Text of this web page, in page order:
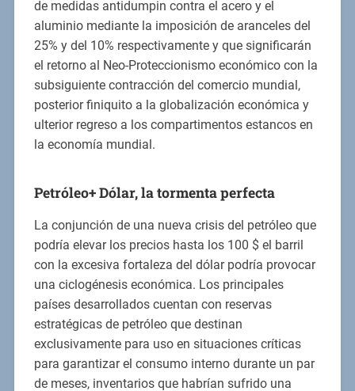
de medidas antidumpin contra el acero y el
aluminio mediante la imposición de aranceles del
25% y del 10% respectivamente y que significarán
el retorno al Neo-Proteccionismo económico con la
subsiguiente contracción del comercio mundial,
posterior finiquito a la globalización económica y
ulterior regreso a los compartimentos estancos en
la economía mundial.
Petróleo+ Dólar, la tormenta perfecta
La conjunción de una nueva crisis del petróleo que
podría elevar los precios hasta los 100 $ el barril
con la excesiva fortaleza del dólar podría provocar
una ciclogénesis económica. Los principales
países desarrollados cuentan con reservas
estratégicas de petróleo que destinan
exclusivamente para uso en situaciones críticas
para garantizar el consumo interno durante un par
de meses, inventarios que habrían sufrido una